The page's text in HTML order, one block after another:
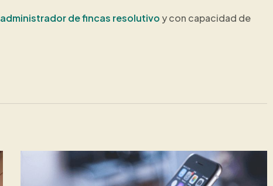
administrador de fincas resolutivo y con capacidad de